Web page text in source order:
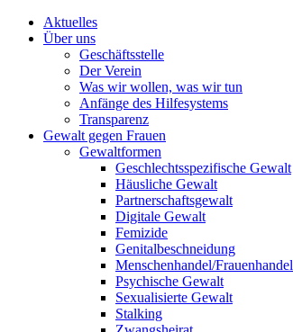
Aktuelles
Über uns
Geschäftsstelle
Der Verein
Was wir wollen, was wir tun
Anfänge des Hilfesystems
Transparenz
Gewalt gegen Frauen
Gewaltformen
Geschlechtsspezifische Gewalt
Häusliche Gewalt
Partnerschaftsgewalt
Digitale Gewalt
Femizide
Genitalbeschneidung
Menschenhandel/Frauenhandel
Psychische Gewalt
Sexualisierte Gewalt
Stalking